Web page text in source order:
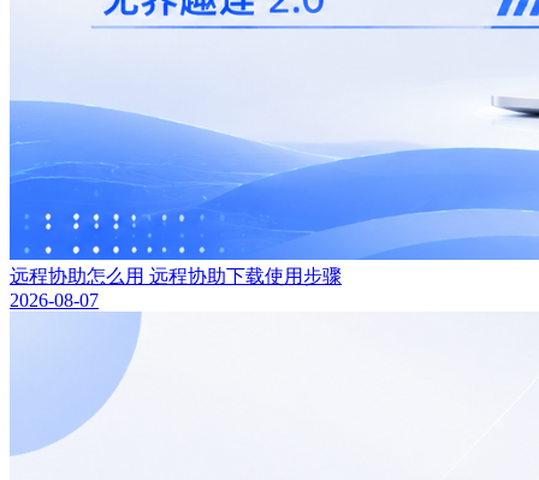
远程协助怎么用 远程协助下载使用步骤
2026-08-07